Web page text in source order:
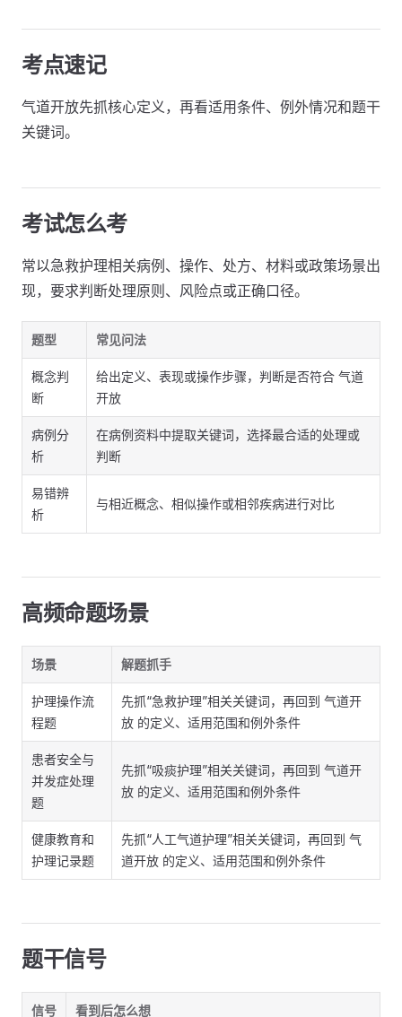
考点速记
气道开放先抓核心定义，再看适用条件、例外情况和题干
关键词。
考试怎么考
常以急救护理相关病例、操作、处方、材料或政策场景出
现，要求判断处理原则、风险点或正确口径。
题型 常见问法
概念判
断
给出定义、表现或操作步骤，判断是否符合 气道
开放
病例分
析
在病例资料中提取关键词，选择最合适的处理或
判断
易错辨
析
与相近概念、相似操作或相邻疾病进行对比
高频命题场景
场景 解题抓手
护理操作流
程题
先抓“急救护理”相关关键词，再回到 气道开
放 的定义、适用范围和例外条件
患者安全与
并发症处理
题
先抓“吸痰护理”相关关键词，再回到 气道开
放 的定义、适用范围和例外条件
健康教育和
护理记录题
先抓“人工气道护理”相关关键词，再回到 气
道开放 的定义、适用范围和例外条件
题干信号
信号 看到后怎么想